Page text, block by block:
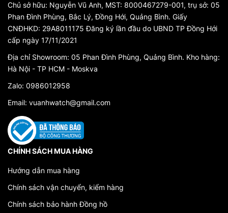
Chủ sở hữu: Nguyễn Vũ Anh, MST: 8000467279-001, trụ sở: 05
Phan Đình Phùng, Bắc Lý, Đồng Hới, Quảng Bình. Giấy
CNĐHKD: 29A8011175 Đăng ký lần đầu do UBND TP Đồng Hới
cấp ngày 17/11/2021
Địa chỉ Showroom: 05 Phan Đình Phùng, Quảng Bình. Kho hàng:
Hà Nội - TP HCM - Moskva
Zalo: 0986012958
Email: vuanhwatch@gmail.com
CHÍNH SÁCH MUA HÀNG
Hướng dẫn mua hàng
Chính sách vận chuyển, kiểm hàng
Chính sách bảo hành Đồng hồ